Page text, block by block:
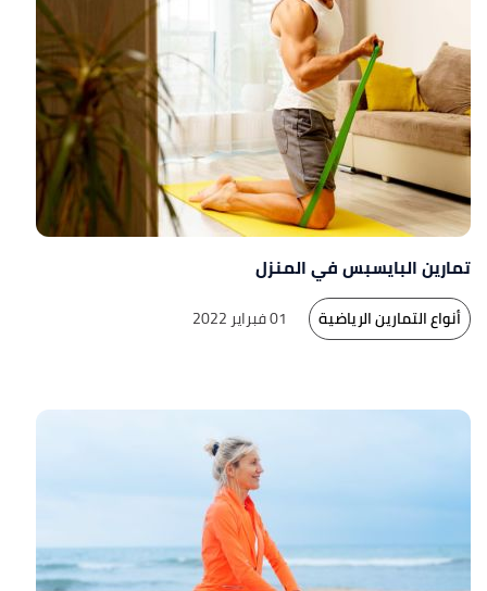
تمارين البايسبس في المنزل
أنواع التمارين الرياضية 01 فبراير 2022